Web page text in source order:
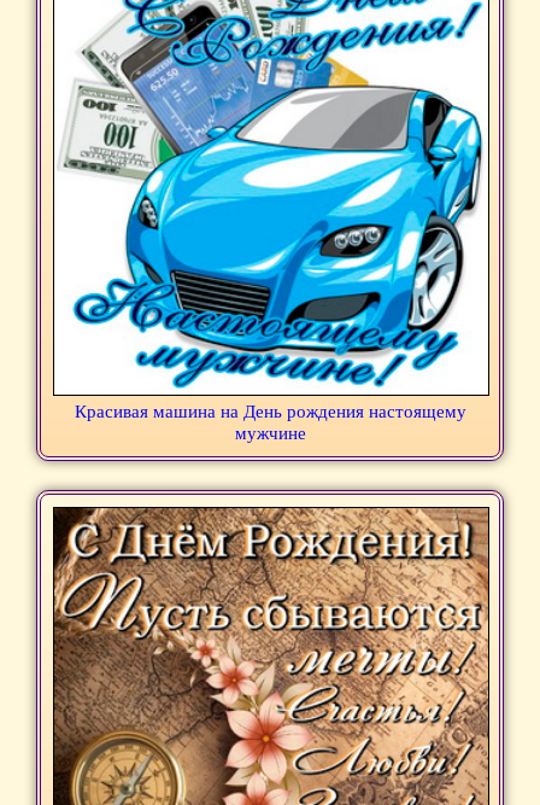
Красивая машина на День рождения настоящему
мужчине